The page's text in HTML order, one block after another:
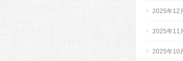
2025年12
2025年11
2025年10